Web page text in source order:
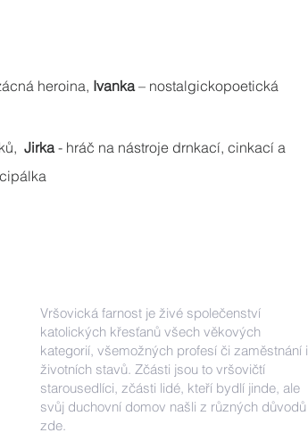
heroina, Ivanka – nostalgickopoetická
Jirka - hráč na nástroje drnkací, cinkací a
Vršovická farnost je živé společenství
katolických křesťanů všech věkových
kategorií, všemožných profesí či zaměstnání i
životních stavů. Zčásti jsou to vršovičtí
starousedlíci, zčásti lidé, kteří bydlí jinde, ale
svůj duchovní domov našli z různých důvodů
zde.